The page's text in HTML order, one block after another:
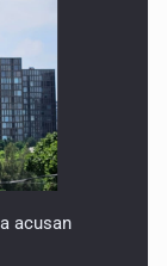
acusan